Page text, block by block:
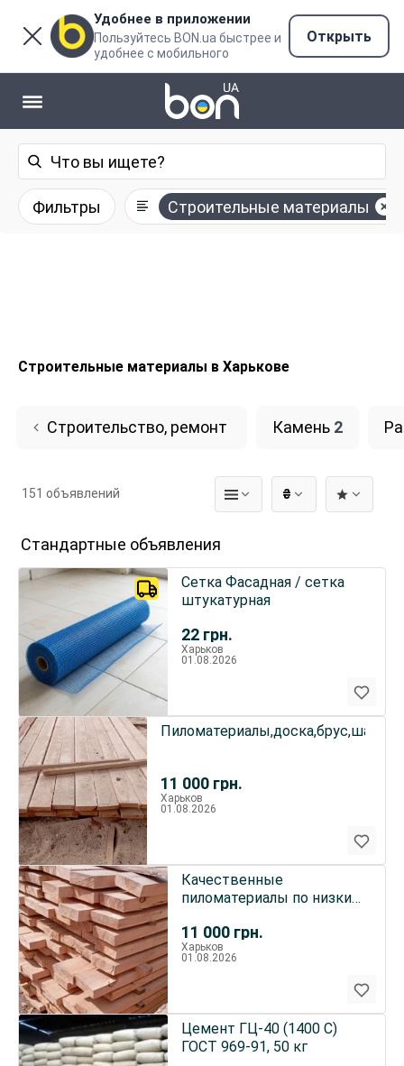
Удобнее в приложении
Пользуйтесь BON.ua быстрее и
удобнее с мобильного
Открыть
Фильтры Строительные материалы
Строительные материалы в Харькове
Строительство, ремонт Камень 2
₴
151 объявлений
Стандартные объявления
22 грн.
Сетка Фасадная / сетка
штукатурная
Харьков
01.08.2026
11 000 грн.
Харьков
01.08.2026
11 000 грн.
Качественные
пиломатериалы по низким
Харьков
01.08.2026
Цемент ГЦ-40 (1400 С)
ГОСТ 969-91, 50 кг